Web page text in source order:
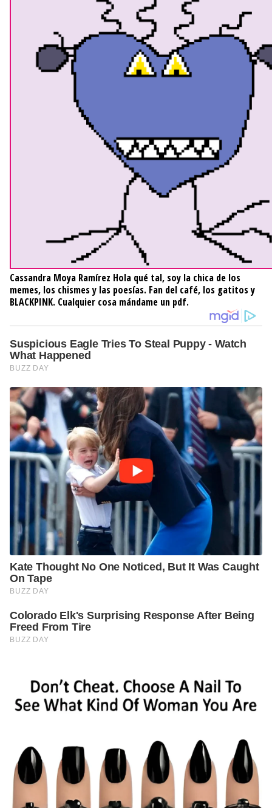
Cassandra Moya Ramírez Hola qué tal, soy la chica de los
memes, los chismes y las poesías. Fan del café, los gatitos y
BLACKPINK. Cualquier cosa mándame un pdf.